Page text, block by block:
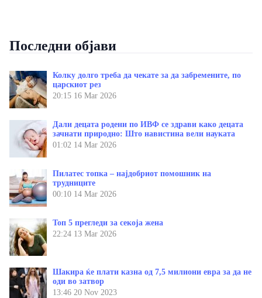
Последни објави
Колку долго треба да чекате за да забремените, по
царскиот рез
20:15 16 Mar 2026
Дали децата родени по ИВФ се здрави како децата
зачнати природно: Што навистина вели науката
01:02 14 Mar 2026
Пилатес топка – најдобриот помошник на
трудниците
00:10 14 Mar 2026
Топ 5 прегледи за секоја жена
22:24 13 Mar 2026
Шакира ќе плати казна од 7,5 милиони евра за да не
оди во затвор
13:46 20 Nov 2023